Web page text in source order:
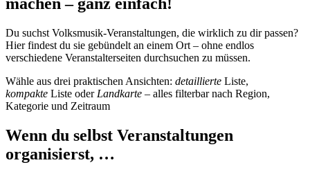
Du suchst Volksmusik-Veranstaltungen, die wirklich zu dir passen?
Hier findest du sie gebündelt an einem Ort – ohne endlos
verschiedene Veranstalterseiten durchsuchen zu müssen.
Wähle aus drei praktischen Ansichten: detaillierte Liste,
kompakte Liste oder Landkarte – alles filterbar nach Region,
Kategorie und Zeitraum
Wenn du selbst Veranstaltungen
organisierst, …